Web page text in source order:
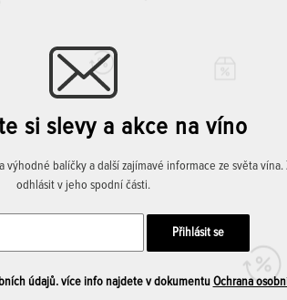
si slevy a akce na víno
balíčky a další zajímavé informace ze světa
odhlásit v jeho spodní části.
údajů. více info najdete v dokumentu Ochrana